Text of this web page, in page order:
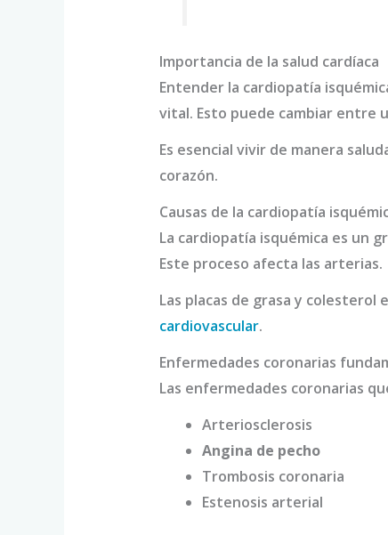
Importancia de la salud cardíaca
Entender la cardiopatía
vital. Esto puede cambiar entre
Es esencial vivir de manera
corazón.
Causas de la cardiopatía
La cardiopatía isquémica es un
Este proceso afecta las arterias.
Las placas de grasa y colesterol
cardiovascular.
Enfermedades coronarias
Las enfermedades coronarias
Arteriosclerosis
Angina de pecho
Trombosis coronaria
Estenosis arterial